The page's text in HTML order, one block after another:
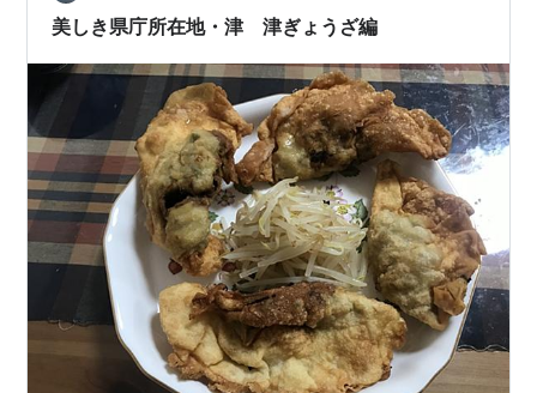
美しき県庁所在地・津 津ぎょうざ編